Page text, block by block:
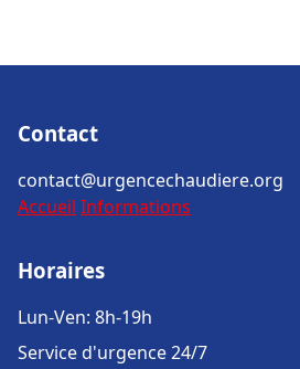
Contact
contact@urgencechaudiere.org
Accueil Informations
Horaires
Lun-Ven: 8h-19h
Service d'urgence 24/7